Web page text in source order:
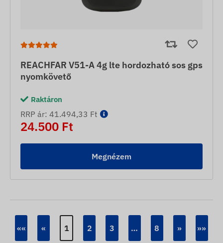
REACHFAR V51-A 4g lte hordozható sos gps
nyomkövető
Raktáron
RRP ár: 41.494,33 Ft
24.500 Ft
Megnézem
«« « 1 2 3 … 8 » »»